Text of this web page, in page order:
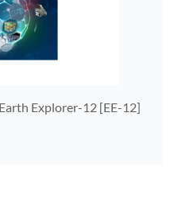
Explorer-12 [EE-12]